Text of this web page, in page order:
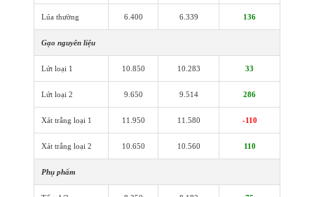
Lúa thường 6.400 6.339 136
Gạo nguyên liệu
Lứt loại 1 10.850 10.283 33
Lứt loại 2 9.650 9.514 286
Xát trắng loại 1 11.950 11.580 -110
Xát trắng loại 2 10.650 10.560 110
Phụ phẩm